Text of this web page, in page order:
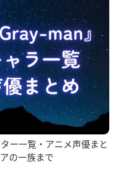
ー一覧・アニメ声優まと
の一族まで